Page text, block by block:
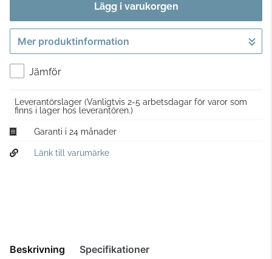
Lägg i varukorgen
Gå till kassan
Mer produktinformation
Jämför
Leverantörslager (Vanligtvis 2-5 arbetsdagar för varor som
finns i lager hos leverantören.)
Garanti i 24 månader
Länk till varumärke
Beskrivning Specifikationer